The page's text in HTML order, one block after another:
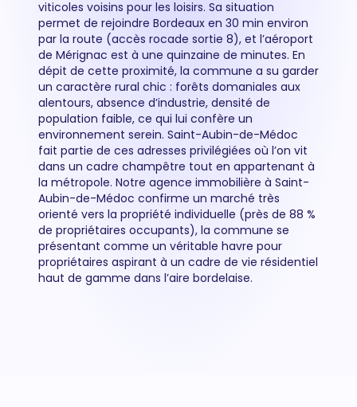
viticoles voisins pour les loisirs. Sa situation
permet de rejoindre Bordeaux en 30 min environ
par la route (accès rocade sortie 8), et l’aéroport
de Mérignac est à une quinzaine de minutes. En
dépit de cette proximité, la commune a su garder
un caractère rural chic : forêts domaniales aux
alentours, absence d’industrie, densité de
population faible, ce qui lui confère un
environnement serein. Saint-Aubin-de-Médoc
fait partie de ces adresses privilégiées où l’on vit
dans un cadre champêtre tout en appartenant à
la métropole. Notre agence immobilière à Saint-
Aubin-de-Médoc confirme un marché très
orienté vers la propriété individuelle (près de 88 %
de propriétaires occupants), la commune se
présentant comme un véritable havre pour
propriétaires aspirant à un cadre de vie résidentiel
haut de gamme dans l’aire bordelaise.